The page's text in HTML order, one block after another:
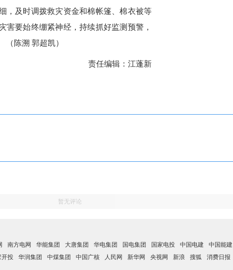
，及时调拨救灾资金和棉帐篷、棉衣被等
害要始终绷紧神经，持续抓好监测预警，
（ 陈溯 郭超凯）
责任编辑：江蓬新
暂无评论
南方电网 华能集团 大唐集团 华电集团 国电集团 国家电投 中国电建 中国能建
开投 华润集团 中煤集团 中国广核 人民网 新华网 央视网 新浪 搜狐 消费日报